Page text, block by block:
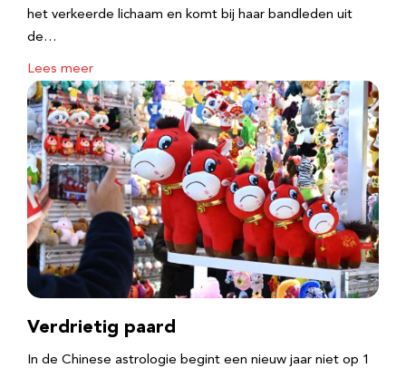
het verkeerde lichaam en komt bij haar bandleden uit
de…
Lees meer
Verdrietig paard
In de Chinese astrologie begint een nieuw jaar niet op 1